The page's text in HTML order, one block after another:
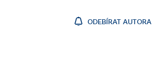
ODEBÍRAT AUTORA